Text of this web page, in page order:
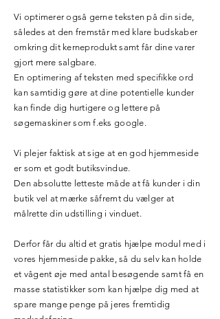
Vi optimerer også gerne teksten på din side,
således at den fremstår med klare budskaber
omkring dit kerneprodukt samt får dine varer
gjort mere salgbare.
En optimering af teksten med specifikke ord
kan samtidig gøre at dine potentielle kunder
kan finde dig hurtigere og lettere på
søgemaskiner som f.eks google.
Vi plejer faktisk at sige at en god hjemmeside
er som et godt butiksvindue.
Den absolutte letteste måde at få kunder i din
butik vel at mærke såfremt du vælger at
målrette din udstilling i vinduet.
Derfor får du altid et gratis hjælpe modul med i
vores hjemmeside pakke, så du selv kan holde
et vågent øje med antal besøgende samt få en
masse statistikker som kan hjælpe dig med at
spare mange penge på jeres fremtidig